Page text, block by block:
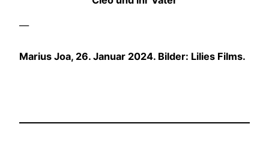
—
Marius Joa, 26. Januar 2024. Bilder: Lilies Films.